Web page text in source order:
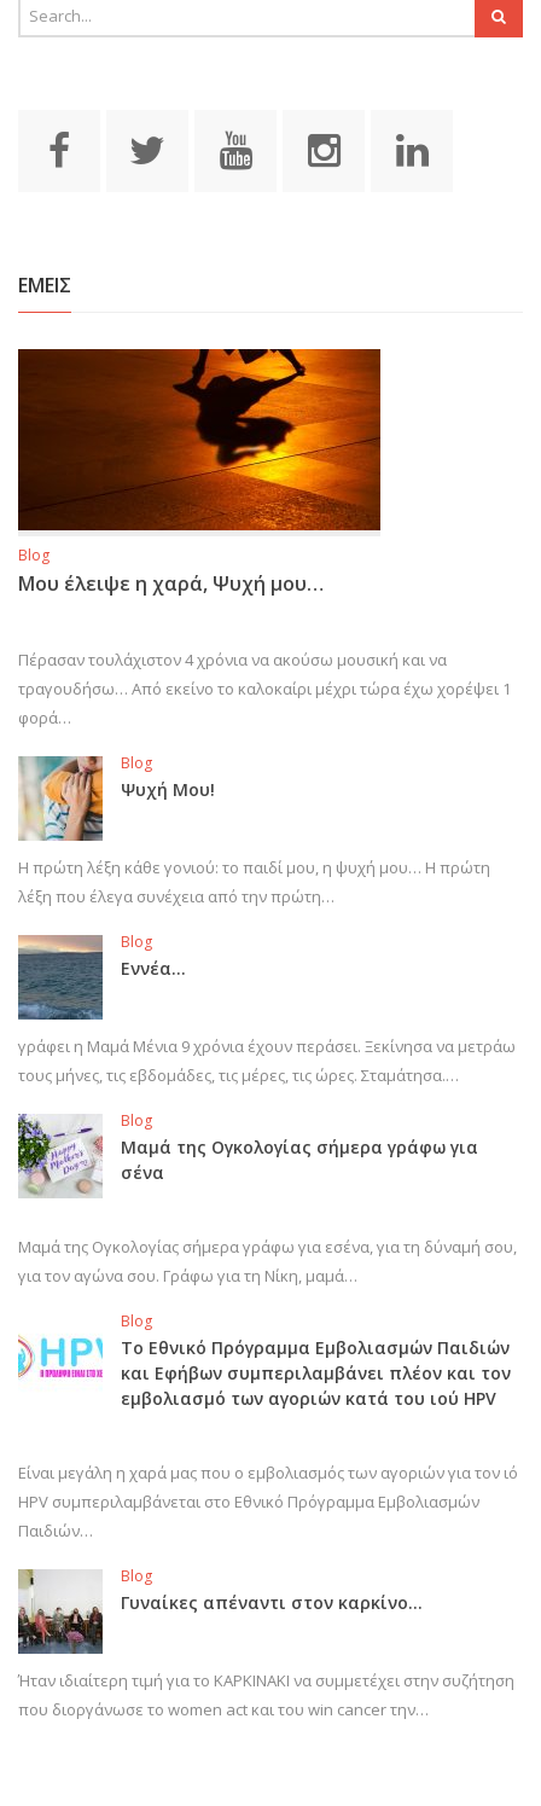
ΕΜΕΙΣ
Blog
Μου έλειψε η χαρά, Ψυχή μου…
Πέρασαν τουλάχιστον 4 χρόνια να ακούσω μουσική και να
τραγουδήσω… Από εκείνο το καλοκαίρι μέχρι τώρα έχω χορέψει 1
φορά…
Blog
Ψυχή Μου!
Η πρώτη λέξη κάθε γονιού: το παιδί μου, η ψυχή μου… Η πρώτη
λέξη που έλεγα συνέχεια από την πρώτη…
Blog
Εννέα…
γράφει η Μαμά Μένια 9 χρόνια έχουν περάσει. Ξεκίνησα να μετράω
τους μήνες, τις εβδομάδες, τις μέρες, τις ώρες. Σταμάτησα.…
Blog
Μαμά της Ογκολογίας σήμερα γράφω για
σένα
Μαμά της Ογκολογίας σήμερα γράφω για εσένα, για τη δύναμή σου,
για τον αγώνα σου. Γράφω για τη Νίκη, μαμά…
Blog
Το Εθνικό Πρόγραμμα Εμβολιασμών Παιδιών
και Εφήβων συμπεριλαμβάνει πλέον και τον
εμβολιασμό των αγοριών κατά του ιού HPV
Είναι μεγάλη η χαρά μας που ο εμβολιασμός των αγοριών για τον ιό
HPV συμπεριλαμβάνεται στο Εθνικό Πρόγραμμα Εμβολιασμών
Παιδιών…
Blog
Γυναίκες απέναντι στον καρκίνο…
Ήταν ιδιαίτερη τιμή για το ΚΑΡΚΙΝΑΚΙ να συμμετέχει στην συζήτηση
που διοργάνωσε το women act και του win cancer την…